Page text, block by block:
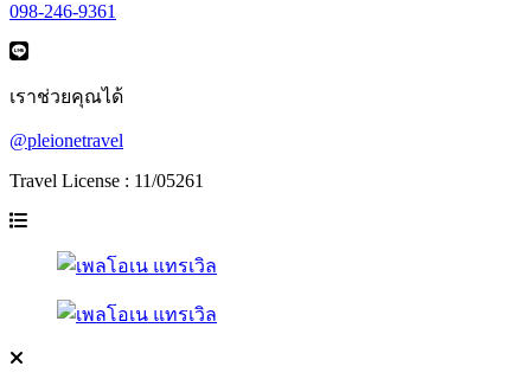
098-246-9361
เราช่วยคุณได้
@pleionetravel
Travel License : 11/05261